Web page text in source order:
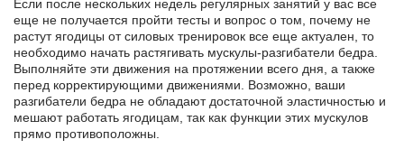
Если после нескольких недель регулярных занятий у вас все
еще не получается пройти тесты и вопрос о том, почему не
растут ягодицы от силовых тренировок все еще актуален, то
необходимо начать растягивать мускулы-разгибатели бедра.
Выполняйте эти движения на протяжении всего дня, а также
перед корректирующими движениями. Возможно, ваши
разгибатели бедра не обладают достаточной эластичностью и
мешают работать ягодицам, так как функции этих мускулов
прямо противоположны.